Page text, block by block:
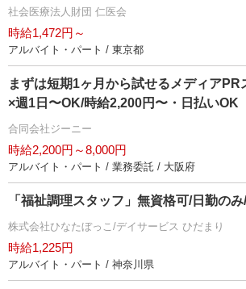
社会医療法人財団 仁医会
時給1,472円～
アルバイト・パート / 東京都
まずは短期1ヶ月から試せるメディアPR
×週1日〜OK/時給2,200円〜・日払いOK
合同会社ジーニー
時給2,200円～8,000円
アルバイト・パート / 業務委託 / 大阪府
「福祉調理スタッフ」無資格可/日勤の
株式会社ひなたぼっこ/デイサービス ひだまり
時給1,225円
アルバイト・パート / 神奈川県